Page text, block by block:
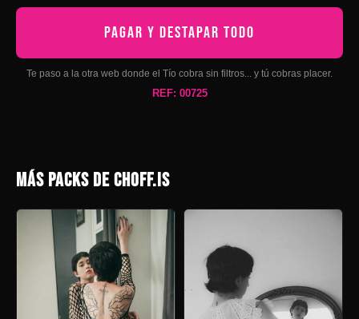
PAGAR Y DESTAPAR TODO
Te paso a la otra web donde el Tío cobra sin filtros... y tú cobras placer.
REF: 00725
MÁS PACKS DE CHOFF.IS